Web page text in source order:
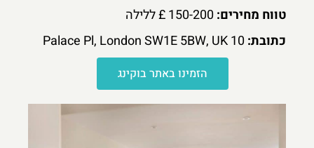
טווח מחירים:
כתובת:
הזמינו באתר בוקינג